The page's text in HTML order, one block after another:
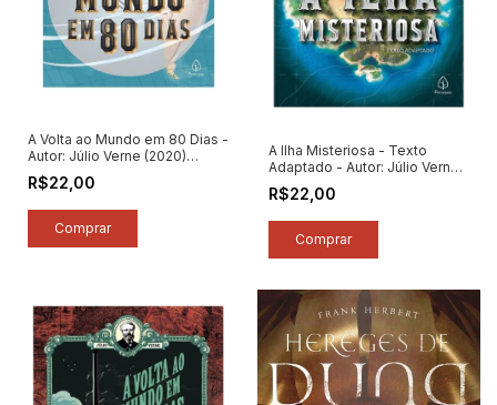
A Volta ao Mundo em 80 Dias -
Autor: Júlio Verne (2020)
[seminovo]
R$22,00
A Ilha Misteriosa - Texto
Adaptado - Autor: Júlio Verne
(2020) [seminovo]
R$22,00